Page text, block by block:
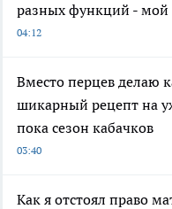
разных функций - мой
04:12
Вместо перцев делаю
шикарный рецепт на
пока сезон кабачков
03:40
Как я отстоял право